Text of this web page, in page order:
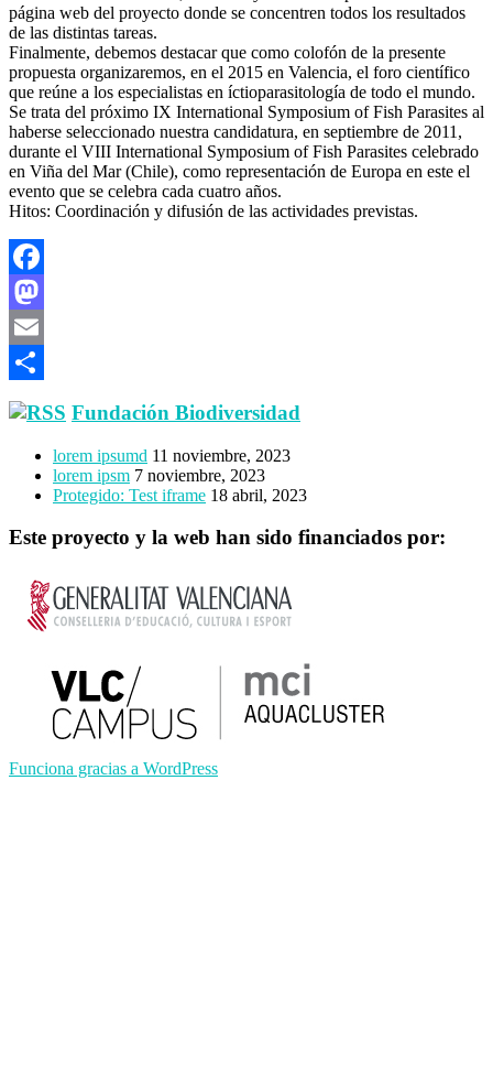
página web del proyecto donde se concentren todos los resultados
de las distintas tareas.
Finalmente, debemos destacar que como colofón de la presente
propuesta organizaremos, en el 2015 en Valencia, el foro científico
que reúne a los especialistas en íctioparasitología de todo el mundo.
Se trata del próximo IX International Symposium of Fish Parasites al
haberse seleccionado nuestra candidatura, en septiembre de 2011,
durante el VIII International Symposium of Fish Parasites celebrado
en Viña del Mar (Chile), como representación de Europa en este el
evento que se celebra cada cuatro años.
Hitos: Coordinación y difusión de las actividades previstas.
Facebook
Mastodon
Email
Compartir
Fundación Biodiversidad
lorem ipsumd 11 noviembre, 2023
lorem ipsm 7 noviembre, 2023
Protegido: Test iframe 18 abril, 2023
Este proyecto y la web han sido financiados por:
Funciona gracias a WordPress